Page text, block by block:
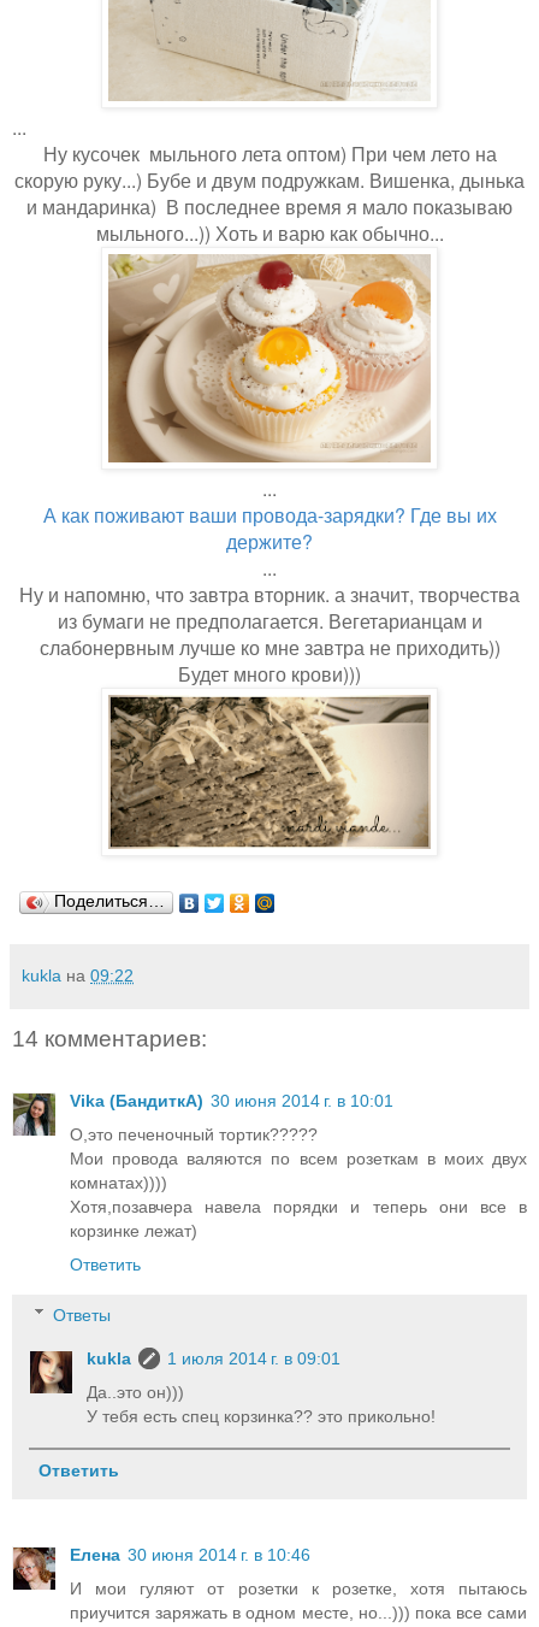
...
Ну кусочек мыльного лета оптом) При чем лето на
скорую руку...) Бубе и двум подружкам. Вишенка, дынька
и мандаринка) В последнее время я мало показываю
мыльного...)) Хоть и варю как обычно...
...
А как поживают ваши провода-зарядки? Где вы их
держите?
...
Ну и напомню, что завтра вторник. а значит, творчества
из бумаги не предполагается. Вегетарианцам и
слабонервным лучше ко мне завтра не приходить))
Будет много крови)))
Поделиться…
kukla на 09:22
14 комментариев:
Vika (БандиткА) 30 июня 2014 г. в 10:01
О,это печеночный тортик?????
Мои провода валяются по всем розеткам в моих двух
комнатах))))
Хотя,позавчера навела порядки и теперь они все в
корзинке лежат)
Ответить
Ответы
kukla
1 июля 2014 г. в 09:01
Да..это он)))
У тебя есть спец корзинка?? это прикольно!
Ответить
Елена 30 июня 2014 г. в 10:46
И мои гуляют от розетки к розетке, хотя пытаюсь
приучится заряжать в одном месте, но...))) пока все сами